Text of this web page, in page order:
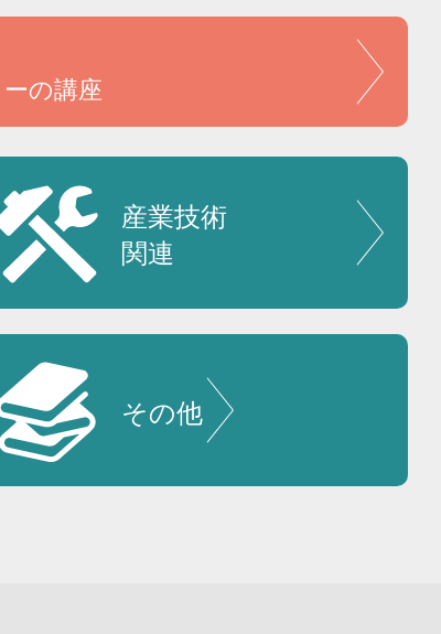
の講座
産業技術
関連
その他